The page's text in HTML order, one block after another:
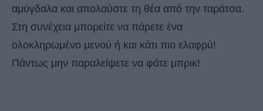
αμύγδαλα και απολαύστε τη θέα από την ταράτσα.
Στη συνέχεια μπορείτε να πάρετε ένα
ολοκληρωμένο μενού ή και κάτι πιο ελαφρύ!
Πάντως μην παραλείψετε να φάτε μπρικ!